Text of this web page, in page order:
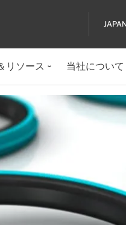
リソース 当社について